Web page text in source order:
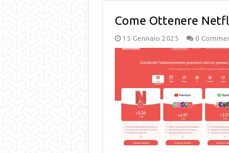
Come Ottenere
15 Gennaio 2025 0